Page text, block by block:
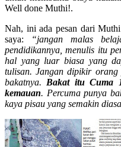
Well done Muthi!.
Nah, ini ada pesan dari
saya:
“jangan malas
pendidikannya, menulis itu
hal yang luar biasa yang
tulisan. Jangan dipikir
bakatnya. Bakat itu Cuma
kemauan. Percuma punya
kaya pisau yang semakin